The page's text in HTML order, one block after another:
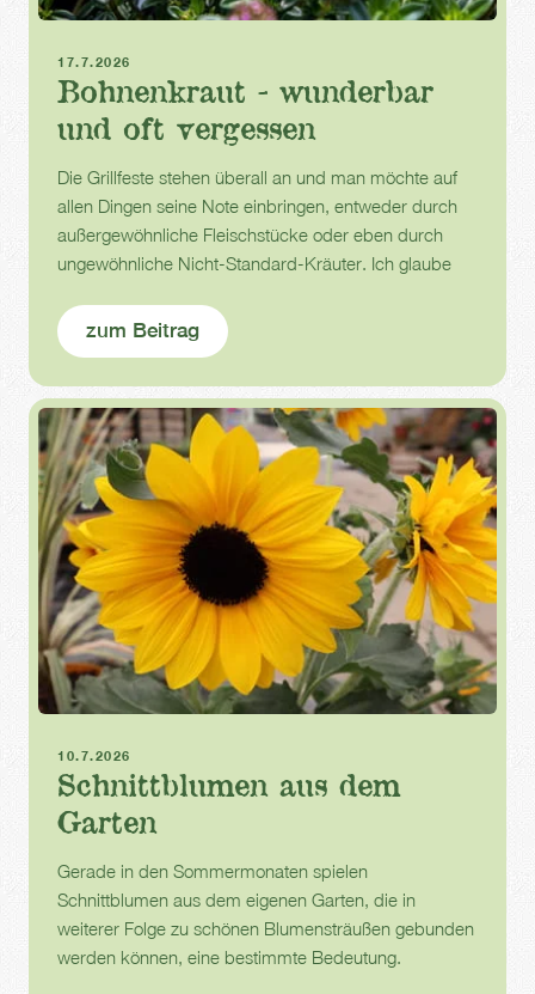
17.7.2026
Bohnenkraut - wunderbar
und oft vergessen
Die Grillfeste stehen überall an und man möchte auf
allen Dingen seine Note einbringen, entweder durch
außergewöhnliche Fleischstücke oder eben durch
ungewöhnliche Nicht-Standard-Kräuter. Ich glaube
sein Lamm auf den Grill legt.
zum Beitrag
10.7.2026
Schnittblumen aus dem
Garten
Gerade in den Sommermonaten spielen
Schnittblumen aus dem eigenen Garten, die in
weiterer Folge zu schönen Blumensträußen gebunden
werden können, eine bestimmte Bedeutung.